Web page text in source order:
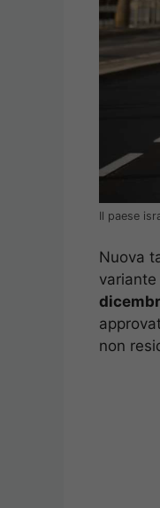
Il paese
Nuova
variante
non